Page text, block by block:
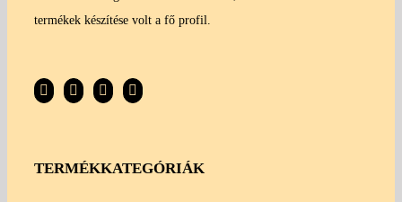
termékek készítése volt a fő profil.
TERMÉKKATEGÓRIÁK